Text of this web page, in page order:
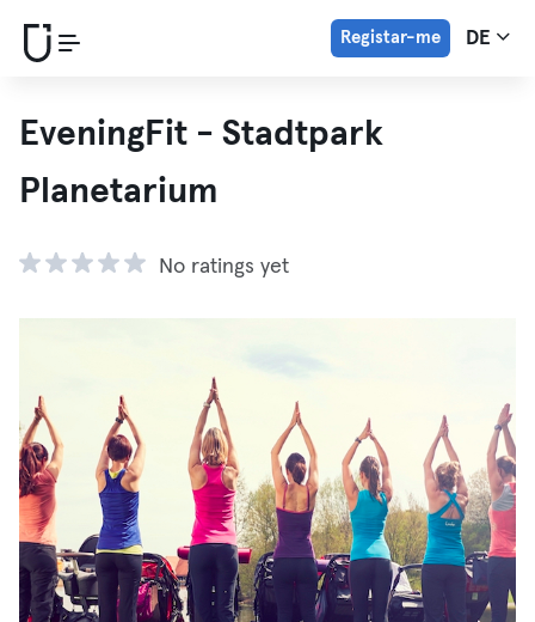
Registar-me DE
EveningFit - Stadtpark
Planetarium
No ratings yet